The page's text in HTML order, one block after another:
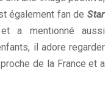
également fan de Star
a mentionné aussi
il adore regarder
de la France et a